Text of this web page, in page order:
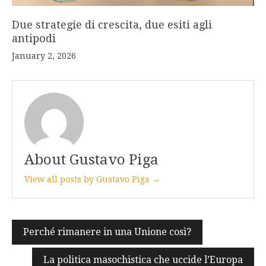
Due strategie di crescita, due esiti agli
antipodi
January 2, 2026
About Gustavo Piga
View all posts by Gustavo Piga →
Post
navigation
Perché rimanere in una Unione così?
La politica masochistica che uccide l’Europa